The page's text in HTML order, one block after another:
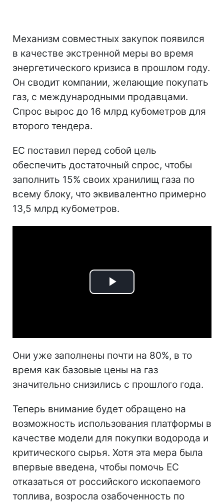
Механизм совместных закупок появился
в качестве экстренной меры во время
энергетического кризиса в прошлом году.
Он сводит компании, желающие покупать
газ, с международными продавцами.
Спрос вырос до 16 млрд кубометров для
второго тендера.
ЕС поставил перед собой цель
обеспечить достаточный спрос, чтобы
заполнить 15% своих хранилищ газа по
всему блоку, что эквивалентно примерно
13,5 млрд кубометров.
Play
Они уже заполнены почти на 80%, в то
время как базовые цены на газ
значительно снизились с прошлого года.
Теперь внимание будет обращено на
возможность использования платформы в
качестве модели для покупки водорода и
критического сырья. Хотя эта мера была
впервые введена, чтобы помочь ЕС
отказаться от российского ископаемого
топлива, возросла озабоченность по